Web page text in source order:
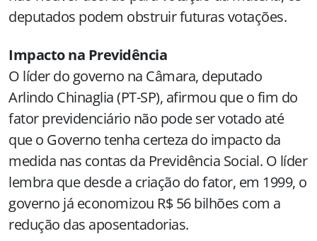
deputados podem obstruir futuras votações.
Impacto na Previdência
O líder do governo na Câmara, deputado
Arlindo Chinaglia (PT-SP), afirmou que o fim do
fator previdenciário não pode ser votado até
que o Governo tenha certeza do impacto da
medida nas contas da Previdência Social. O líder
lembra que desde a criação do fator, em 1999, o
governo já economizou R$ 56 bilhões com a
redução das aposentadorias.